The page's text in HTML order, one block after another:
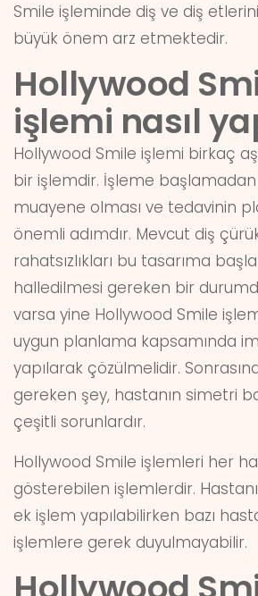
Smile işleminde diş ve diş
büyük önem arz etmektedir.
Hollywood
işlemi nasıl
Hollywood Smile işlemi birkaç
bir işlemdir. İşleme
muayene olması ve tedavinin
önemli adımdır. Mevcut diş
rahatsızlıkları bu tasarıma
halledilmesi gereken bir
varsa yine Hollywood Smile
uygun planlama kapsamında
yapılarak çözülmelidir.
gereken şey, hastanın simetri
çeşitli sorunlardır.
Hollywood Smile işlemleri her
gösterebilen işlemlerdir.
ek işlem yapılabilirken bazı
işlemlere gerek duyulmayabilir.